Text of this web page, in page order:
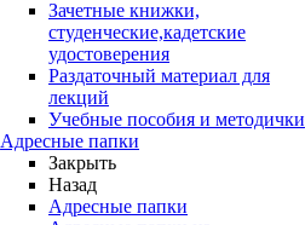
Зачетные книжки,
студенческие,кадетские
удостоверения
Раздаточный материал для
лекций
Учебные пособия и методички
Адресные папки
Закрыть
Назад
Адресные папки